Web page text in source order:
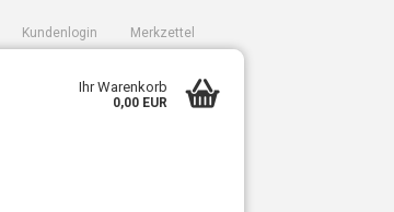
Kundenlogin Merkzettel
Ihr Warenkorb
0,00 EUR